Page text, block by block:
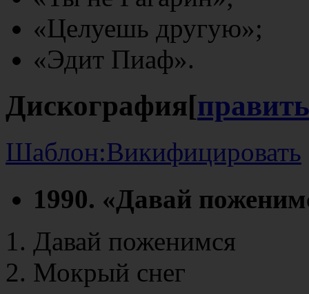
«Целуешь другую»;
«Эдит Пиаф».
Дискография[править
Шаблон:Викифицировать
1990. «Давай
Давай поженимся
Мокрый снег